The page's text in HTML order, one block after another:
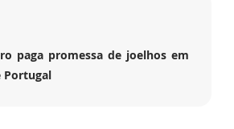
paga promessa de joelhos em
Portugal